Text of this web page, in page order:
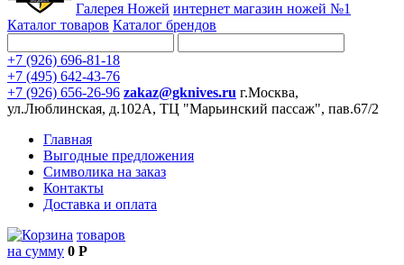
Галерея Ножей интернет магазин ножей №1
Каталог товаров Каталог брендов
+7 (926) 696-81-18
+7 (495) 642-43-76
+7 (926) 656-26-96 zakaz@gknives.ru г.Москва,
ул.Люблинская, д.102А, ТЦ "Марьинский пассаж", пав.67/2
Главная
Выгодные предложения
Символика на заказ
Контакты
Доставка и оплата
товаров
на сумму 0 Р